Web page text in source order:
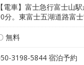
【電車】富士急行富士山
分。東富士五湖道路富
無料
3198-5844 宿泊予約